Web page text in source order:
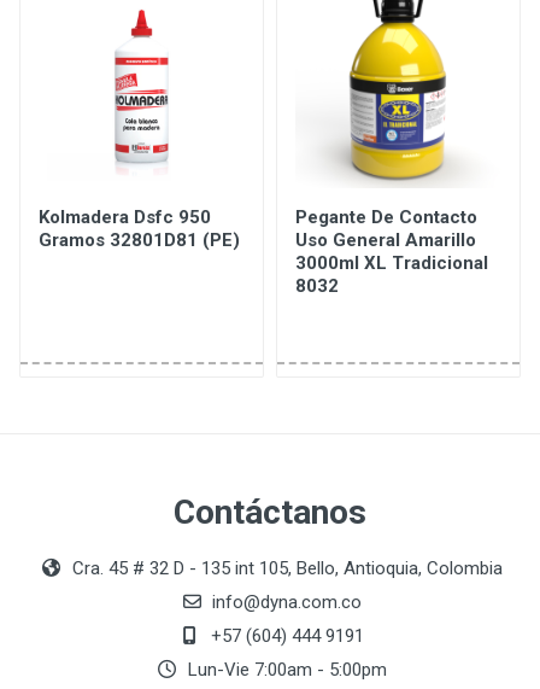
Kolmadera Dsfc 950
Gramos 32801D81 (PE)
Pegante De Contacto
Uso General Amarillo
3000ml XL Tradicional
8032
Contáctanos
Cra. 45 # 32 D - 135 int 105, Bello, Antioquia, Colombia
info@dyna.com.co
+57 (604) 444 9191
Lun-Vie 7:00am - 5:00pm